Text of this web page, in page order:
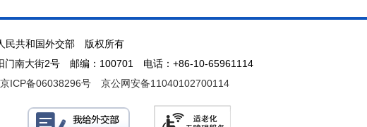
民共和国外交部 版权所有
门南大街2号 邮编：100701 电话：+86-10-65961114
京ICP备06038296号 京公网安备11040102700114